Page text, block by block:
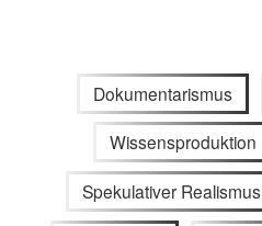
Dokumentarismus
Wissensproduktion
Spekulativer Realismus